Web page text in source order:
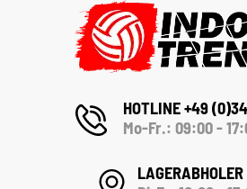
HOTLINE +49
Mo-Fr.: 09:00 -